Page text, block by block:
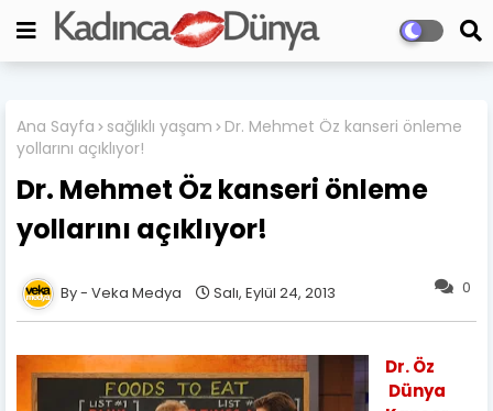
Ana Sayfa sağlıklı yaşam
Dr. Mehmet Öz kanseri önleme
yollarını açıklıyor!
Dr. Mehmet Öz kanseri önleme
yollarını açıklıyor!
0
Veka Medya Salı, Eylül 24, 2013
Dr. Öz
Dünya